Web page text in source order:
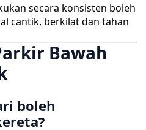
secara konsisten boleh
cantik, berkilat dan tahan
Bawah
boleh